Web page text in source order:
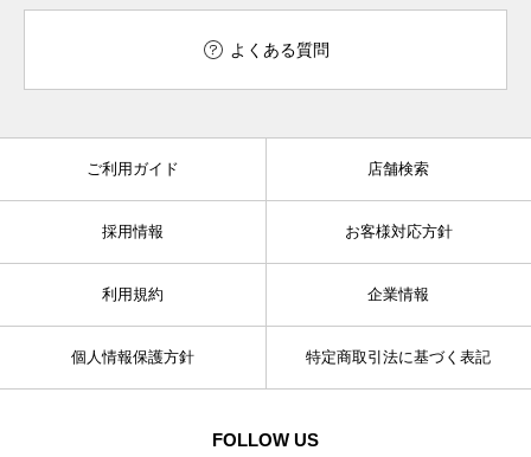
よくある質問
ご利用ガイド 店舗検索
採用情報 お客様対応方針
利用規約 企業情報
個人情報保護方針 特定商取引法に基づく表記
FOLLOW US